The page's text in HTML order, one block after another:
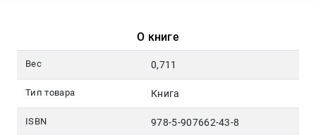
О книге
Вес 0,711
Тип товара Книга
ISBN 978-5-907662-43-8